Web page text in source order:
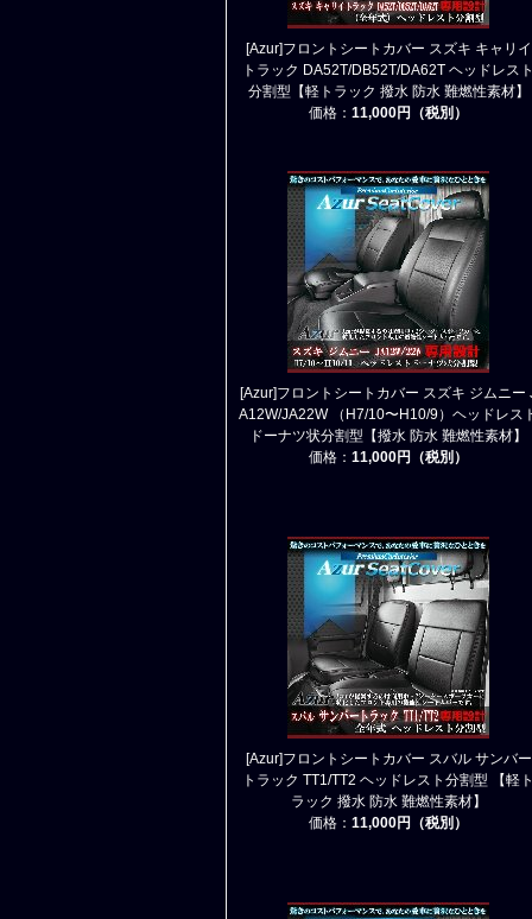
[Azur]フロントシートカバー スズキ キャリイ
トラック DA52T/DB52T/DA62T ヘッドレス
分割型【軽トラック 撥水 防水 難燃性素材】
価格： 11,000円（税別）
[Azur]フロントシートカバー スズキ ジムニー
A12W/JA22W （H7/10〜H10/9）ヘッドレス
ドーナツ状分割型【撥水 防水 難燃性素材】
価格： 11,000円（税別）
[Azur]フロントシートカバー スバル サンバー
トラック TT1/TT2 ヘッドレスト分割型 【軽
ラック 撥水 防水 難燃性素材】
価格： 11,000円（税別）